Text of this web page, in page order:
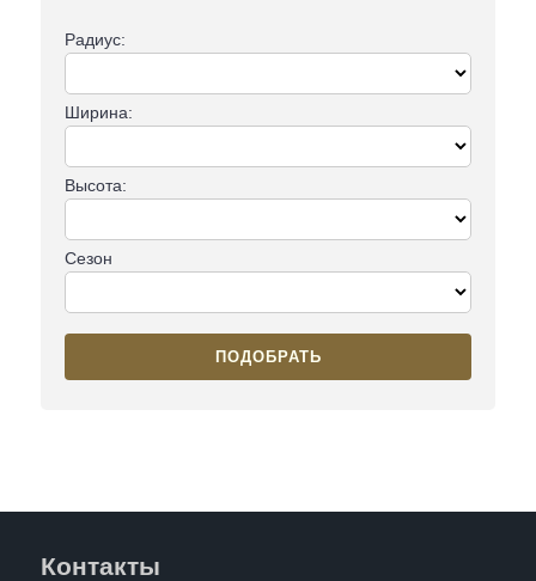
Радиус:
Ширина:
Высота:
Сезон
ПОДОБРАТЬ
Контакты